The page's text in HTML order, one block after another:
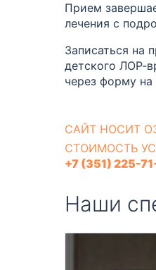
Прием
лечения с
Записаться на
детского ЛОР-
через форму на
CАЙТ НОСИТ
СТОИМОСТЬ
+7 (351) 225-
Наши